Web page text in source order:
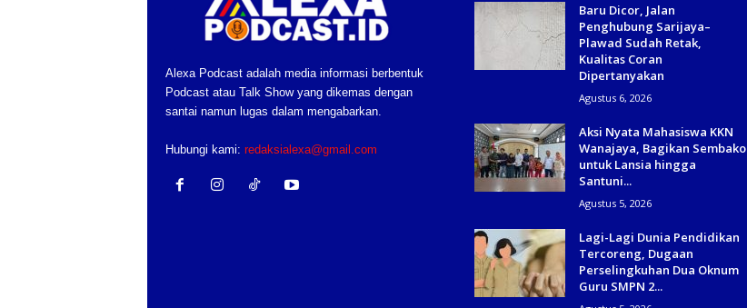
Alexa Podcast adalah media informasi berbentuk
Podcast atau Talk Show yang dikemas dengan
santai namun lugas dalam mengabarkan.
Hubungi kami: redaksialexa@gmail.com
Baru Dicor, Jalan
Penghubung Sarijaya–
Plawad Sudah Retak,
Kualitas Coran
Dipertanyakan
Agustus 6, 2026
Aksi Nyata Mahasiswa KKN
Wanajaya, Bagikan Sembako
untuk Lansia hingga
Santuni...
Agustus 5, 2026
Lagi-Lagi Dunia Pendidikan
Tercoreng, Dugaan
Perselingkuhan Dua Oknum
Guru SMPN 2...